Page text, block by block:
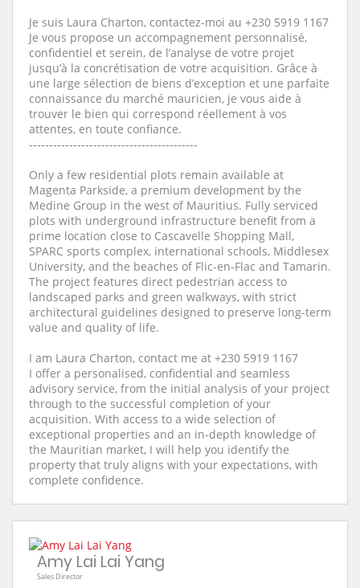
Je suis Laura Charton, contactez-moi au +230 5919 1167
Je vous propose un accompagnement personnalisé,
confidentiel et serein, de l’analyse de votre projet
jusqu’à la concrétisation de votre acquisition. Grâce à
une large sélection de biens d’exception et une parfaite
connaissance du marché mauricien, je vous aide à
trouver le bien qui correspond réellement à vos
attentes, en toute confiance.
------------------------------------------
Only a few residential plots remain available at
Magenta Parkside, a premium development by the
Medine Group in the west of Mauritius. Fully serviced
plots with underground infrastructure benefit from a
prime location close to Cascavelle Shopping Mall,
SPARC sports complex, international schools, Middlesex
University, and the beaches of Flic-en-Flac and Tamarin.
The project features direct pedestrian access to
landscaped parks and green walkways, with strict
architectural guidelines designed to preserve long-term
value and quality of life.
I am Laura Charton, contact me at +230 5919 1167
I offer a personalised, confidential and seamless
advisory service, from the initial analysis of your project
through to the successful completion of your
acquisition. With access to a wide selection of
exceptional properties and an in-depth knowledge of
the Mauritian market, I will help you identify the
property that truly aligns with your expectations, with
complete confidence.
Amy Lai Lai Yang
Sales Director